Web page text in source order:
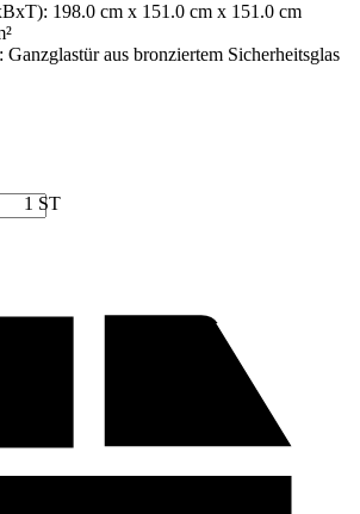
: 198.0 cm x 151.0 cm x 151.0 cm
: Ganzglastür aus bronziertem Sicherheitsglas
1 ST